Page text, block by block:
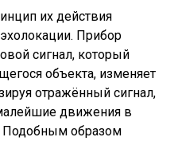
их действия
Прибор
сигнал, который
объекта, изменяет
отражённый сигнал,
движения в
образом